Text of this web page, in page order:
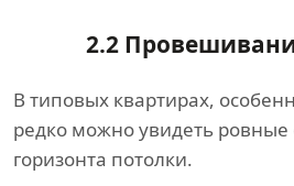
2.2
В типовых квартирах,
редко можно увидеть ровные
горизонта потолки.